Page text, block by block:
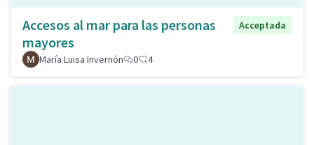
Accesos al mar para las personas
mayores
Acceptada
María Luisa Invernón 0 4